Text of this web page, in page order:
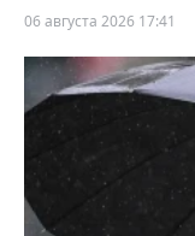
06 августа 2026 17:41